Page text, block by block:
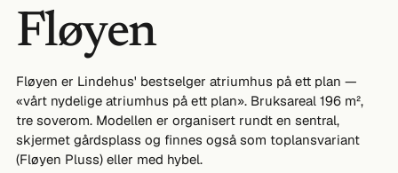
Fløyen
Fløyen er Lindehus' bestselger atriumhus på ett plan —
«vårt nydelige atriumhus på ett plan». Bruksareal 196 m²,
tre soverom. Modellen er organisert rundt en sentral,
skjermet gårdsplass og finnes også som toplansvariant
(Fløyen Pluss) eller med hybel.